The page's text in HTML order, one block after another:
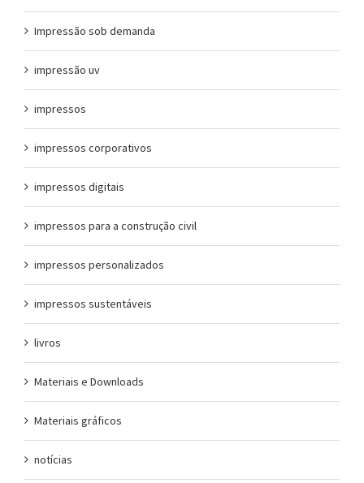
Impressão sob demanda
impressão uv
impressos
impressos corporativos
impressos digitais
impressos para a construção civil
impressos personalizados
impressos sustentáveis
livros
Materiais e Downloads
Materiais gráficos
notícias